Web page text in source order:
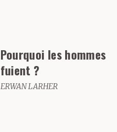
Pourquoi les hommes
fuient ?
ERWAN LARHER